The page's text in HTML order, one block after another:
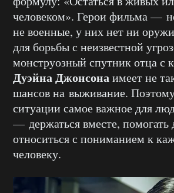
человеком». Герои фильма —
не военные, у них нет ни
для борьбы с неизвестной
монструозный спутник отца с
Дуэйна Джонсонаимеет не
шансов на выживание.
ситуации самое важное для
— держаться вместе, помогать
относиться с пониманием к
человеку.